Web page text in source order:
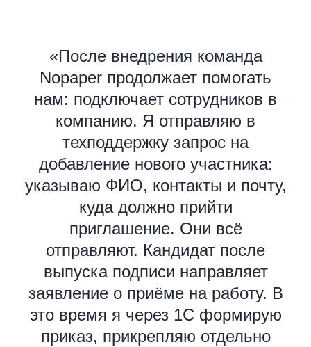
«После внедрения команда
Nopaper продолжает помогать
нам: подключает сотрудников в
компанию. Я отправляю в
техподдержку запрос на
добавление нового участника:
указываю ФИО, контакты и почту,
куда должно прийти
приглашение. Они всё
отправляют. Кандидат после
выпуска подписи направляет
заявление о приёме на работу. В
это время я через 1С формирую
приказ, прикрепляю отдельно
Заказать демо